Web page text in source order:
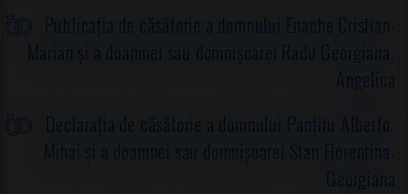
Publicația de căsătorie a domnului Enache Cristian-
Marian și a doamnei sau domnișoarei Radu Georgiana-
Angelica
Declarația de căsătorie a domnului Panțîru Alberto-
Mihai și a doamnei sau domnișoarei Stan Florentina-
Georgiana